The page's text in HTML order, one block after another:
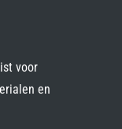
voor
en